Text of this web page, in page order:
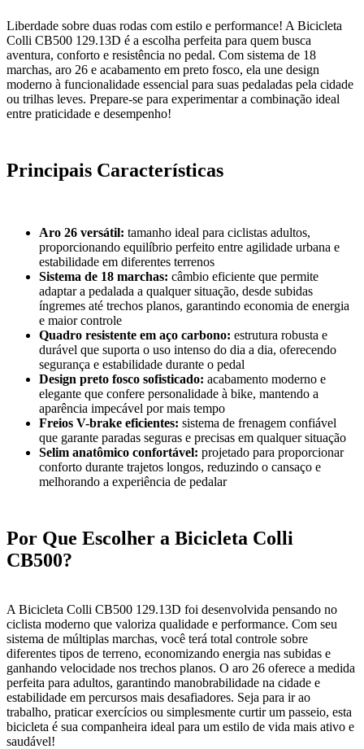
Liberdade sobre duas rodas com estilo e performance! A Bicicleta
Colli CB500 129.13D é a escolha perfeita para quem busca
aventura, conforto e resistência no pedal. Com sistema de 18
marchas, aro 26 e acabamento em preto fosco, ela une design
moderno à funcionalidade essencial para suas pedaladas pela cidade
ou trilhas leves. Prepare-se para experimentar a combinação ideal
entre praticidade e desempenho!
Principais Características
Aro 26 versátil: tamanho ideal para ciclistas adultos,
proporcionando equilíbrio perfeito entre agilidade urbana e
estabilidade em diferentes terrenos
Sistema de 18 marchas: câmbio eficiente que permite
adaptar a pedalada a qualquer situação, desde subidas
íngremes até trechos planos, garantindo economia de energia
e maior controle
Quadro resistente em aço carbono: estrutura robusta e
durável que suporta o uso intenso do dia a dia, oferecendo
segurança e estabilidade durante o pedal
Design preto fosco sofisticado: acabamento moderno e
elegante que confere personalidade à bike, mantendo a
aparência impecável por mais tempo
Freios V-brake eficientes: sistema de frenagem confiável
que garante paradas seguras e precisas em qualquer situação
Selim anatômico confortável: projetado para proporcionar
conforto durante trajetos longos, reduzindo o cansaço e
melhorando a experiência de pedalar
Por Que Escolher a Bicicleta Colli
CB500?
A Bicicleta Colli CB500 129.13D foi desenvolvida pensando no
ciclista moderno que valoriza qualidade e performance. Com seu
sistema de múltiplas marchas, você terá total controle sobre
diferentes tipos de terreno, economizando energia nas subidas e
ganhando velocidade nos trechos planos. O aro 26 oferece a medida
perfeita para adultos, garantindo manobrabilidade na cidade e
estabilidade em percursos mais desafiadores. Seja para ir ao
trabalho, praticar exercícios ou simplesmente curtir um passeio, esta
bicicleta é sua companheira ideal para um estilo de vida mais ativo e
saudável!